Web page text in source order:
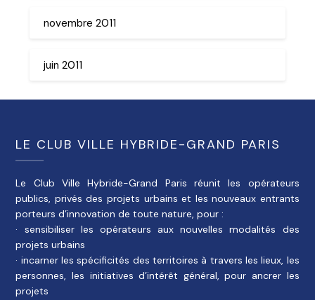
novembre 2011
juin 2011
LE CLUB VILLE HYBRIDE-GRAND PARIS
Le Club Ville Hybride-Grand Paris réunit les opérateurs
publics, privés des projets urbains et les nouveaux entrants
porteurs d’innovation de toute nature, pour :
· sensibiliser les opérateurs aux nouvelles modalités des
projets urbains
· incarner les spécificités des territoires à travers les lieux, les
personnes, les initiatives d’intérêt général, pour ancrer les
projets